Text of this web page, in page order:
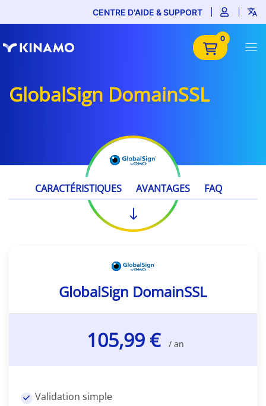
CENTRE D'AIDE & SUPPORT
0
GlobalSign DomainSSL
105,99 € / an
CARACTÉRISTIQUES AVANTAGES FAQ
GlobalSign DomainSSL
105,99 € / an
Validation simple